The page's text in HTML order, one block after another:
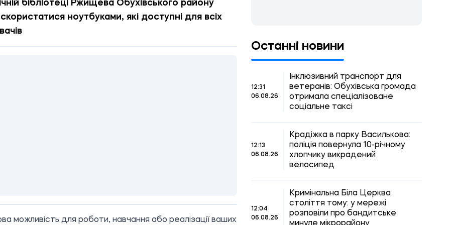
бібліотеці Ржищева Обухівського району
ноутбуками, які доступні для всіх
можливість для роботи, навчання або реалізації ваших
Останні новини
12:31
06.08.26
Інклюзивний транспорт для
ветеранів: Обухівська громада
отримала спеціалізоване
соціальне таксі
12:13
06.08.26
Крадіжка в парку Василькова:
поліція повернула 10-річному
хлопчику викрадений
велосипед
12:04
06.08.26
Кримінальна Біла Церква
століття тому: у мережі
розповіли про бандитське